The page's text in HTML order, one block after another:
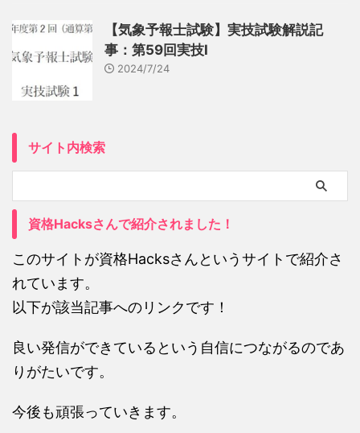
【気象予報士試験】実技試験解説記
事：第59回実技Ⅰ
2024/7/24
サイト内検索
資格Hacksさんで紹介されました！
このサイトが資格Hacksさんというサイトで紹介さ
れています。
以下が該当記事へのリンクです！
良い発信ができているという自信につながるのであ
りがたいです。
今後も頑張っていきます。